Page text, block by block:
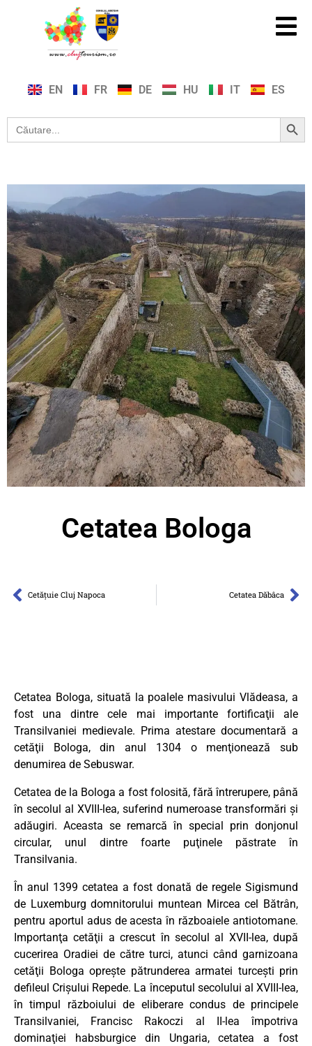
EN FR DE HU IT ES
Search
for:
Search Button
Cetatea Bologa
Cetățuie Cluj Napoca Cetatea Dăbâca
Cetatea Bologa, situată la poalele masivului Vlădeasa, a
fost una dintre cele mai importante fortificaţii ale
Transilvaniei medievale. Prima atestare documentară a
cetăţii Bologa, din anul 1304 o menţionează sub
denumirea de Sebuswar.
Cetatea de la Bologa a fost folosită, fără întrerupere, până
în secolul al XVIII-lea, suferind numeroase transformări şi
adăugiri. Aceasta se remarcă în special prin donjonul
circular, unul dintre foarte puţinele păstrate în
Transilvania.
În anul 1399 cetatea a fost donată de regele Sigismund
de Luxemburg domnitorului muntean Mircea cel Bătrân,
pentru aportul adus de acesta în războaiele antiotomane.
Importanţa cetăţii a crescut în secolul al XVII-lea, după
cucerirea Oradiei de către turci, atunci când garnizoana
cetăţii Bologa opreşte pătrunderea armatei turceşti prin
defileul Crişului Repede. La începutul secolului al XVIII-lea,
în timpul războiului de eliberare condus de principele
Transilvaniei, Francisc Rakoczi al II-lea împotriva
dominaţiei habsburgice din Ungaria, cetatea a fost